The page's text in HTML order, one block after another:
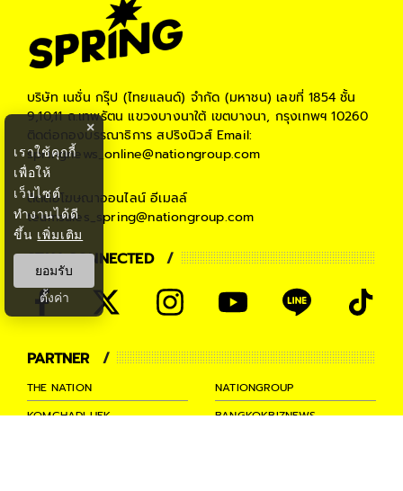
บริษัท เนชั่น กรุ๊ป (ไทยแลนด์) จำกัด (มหาชน) เลขที่ 1854 ชั้น
9,10,11 ถ.เทพรัตน แขวงบางนาใต้ เขตบางนา, กรุงเทพฯ 10260
ติดต่อกองบรรณาธิการ สปริงนิวส์Email:
springnews_online@nationgroup.com
ติดต่อโฆษณาออนไลน์ อีเมลล์
teamsales_spring@nationgroup.com
STAY CONNECTED
PARTNER
THE NATION
NATIONGROUP
KOMCHADLUEK
BANGKOKBIZNEWS
×
เราใช้คุกกี้
เพื่อให้
เว็บไซต์
ทำงานได้ดี
ขึ้น เพิ่มเติม
ยอมรับ
ตั้งค่า